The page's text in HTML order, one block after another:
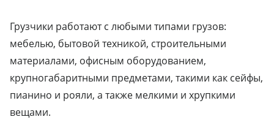
Грузчики работают с любыми типами грузов:
мебелью, бытовой техникой, строительными
материалами, офисным оборудованием,
крупногабаритными предметами, такими как сейфы,
пианино и рояли, а также мелкими и хрупкими
вещами.